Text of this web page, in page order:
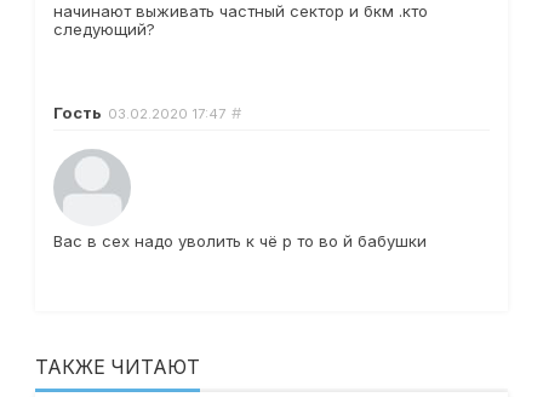
начинают выживать частный сектор и бкм .кто
следующий?
Гость 03.02.2020 17:47 #
Вас в сех надо уволить к чё р то во й бабушки
ТАКЖЕ ЧИТАЮТ